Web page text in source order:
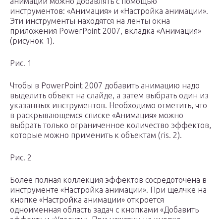
инструментов: «Анимация» и «Настройка анимации».
Эти инструменты находятся на ленты окна
приложения PowerPoint 2007, вкладка «Анимация»
(рисунок 1).
Рис. 1
Чтобы в PowerPoint 2007 добавить анимацию надо
выделить объект на слайде, а затем выбрать один из
указанных инструментов. Необходимо отметить, что
в раскрывающемся списке «Анимация» можно
выбрать только ограниченное количество эффектов,
которые можно применить к объектам (ris. 2).
Рис. 2
Более полная коллекция эффектов сосредоточена в
инструменте «Настройка анимации». При щелчке на
кнопке «Настройка анимации» откроется
одноименная область задач с кнопками «Добавить